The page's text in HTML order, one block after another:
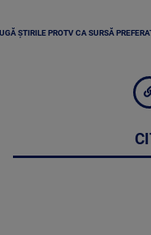
ȘTIRILE PROTV CA SURSĂ